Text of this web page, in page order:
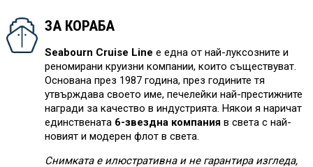
ЗА КОРАБА
Seabourn Cruise Line е една от най-луксозните и
реномирани круизни компании, които съществуват.
Основана през 1987 година, през годините тя
утвърждава своето име, печелейки най-престижните
награди за качество в индустрията. Някои я наричат
единствената6-звездна компанияв света с най-
новият и модерен флот в света.
Снимката е илюстративна и не гарантира изгледа,